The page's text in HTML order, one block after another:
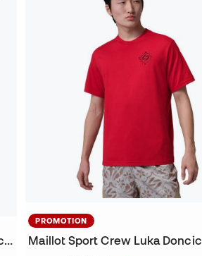
T-Shirt Los Angeles Lakers Essential Icon Edition Luka Doncic
PROMOTION
Maillot Sport Crew Luka Doncic